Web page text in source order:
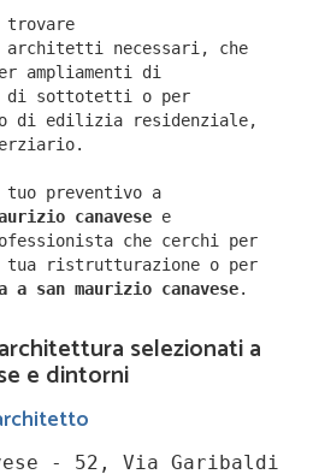
trovare
necessari, che
ampliamenti di
di sottotetti o per
di edilizia residenziale,
preventivo a
canavese e
che cerchi per
tua ristrutturazione o per
a san maurizio canavese.
selezionati a
e dintorni
- 52, Via Garibaldi